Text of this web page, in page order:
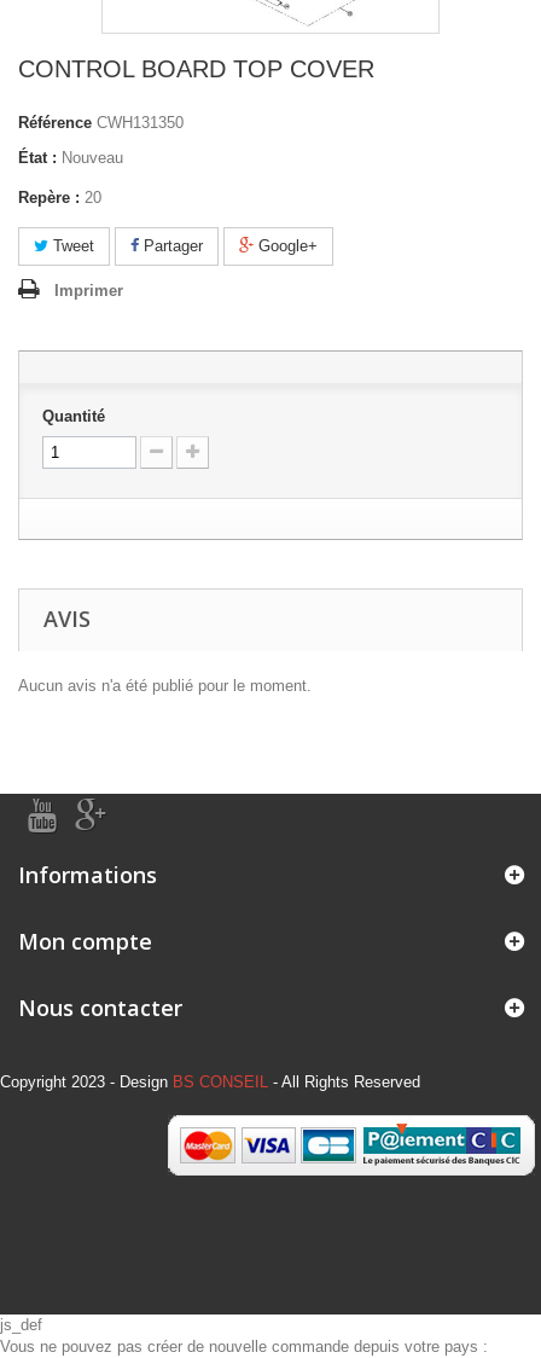
CONTROL BOARD TOP COVER
Référence CWH131350
État : Nouveau
Repère : 20
Tweet Partager Google+
Imprimer
Quantité
AVIS
Aucun avis n'a été publié pour le moment.
Informations
Mon compte
Nous contacter
Copyright 2023 - Design BS CONSEIL - All Rights Reserved
js_def
Vous ne pouvez pas créer de nouvelle commande depuis votre pays :